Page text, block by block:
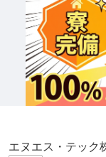
エヌエス・テック